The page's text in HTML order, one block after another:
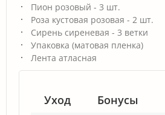
Пион розовый - 3 шт.
Роза кустовая розовая - 2 шт.
Сирень сиреневая - 3 ветки
Упаковка (матовая пленка)
Лента атласная
Уход Бонусы